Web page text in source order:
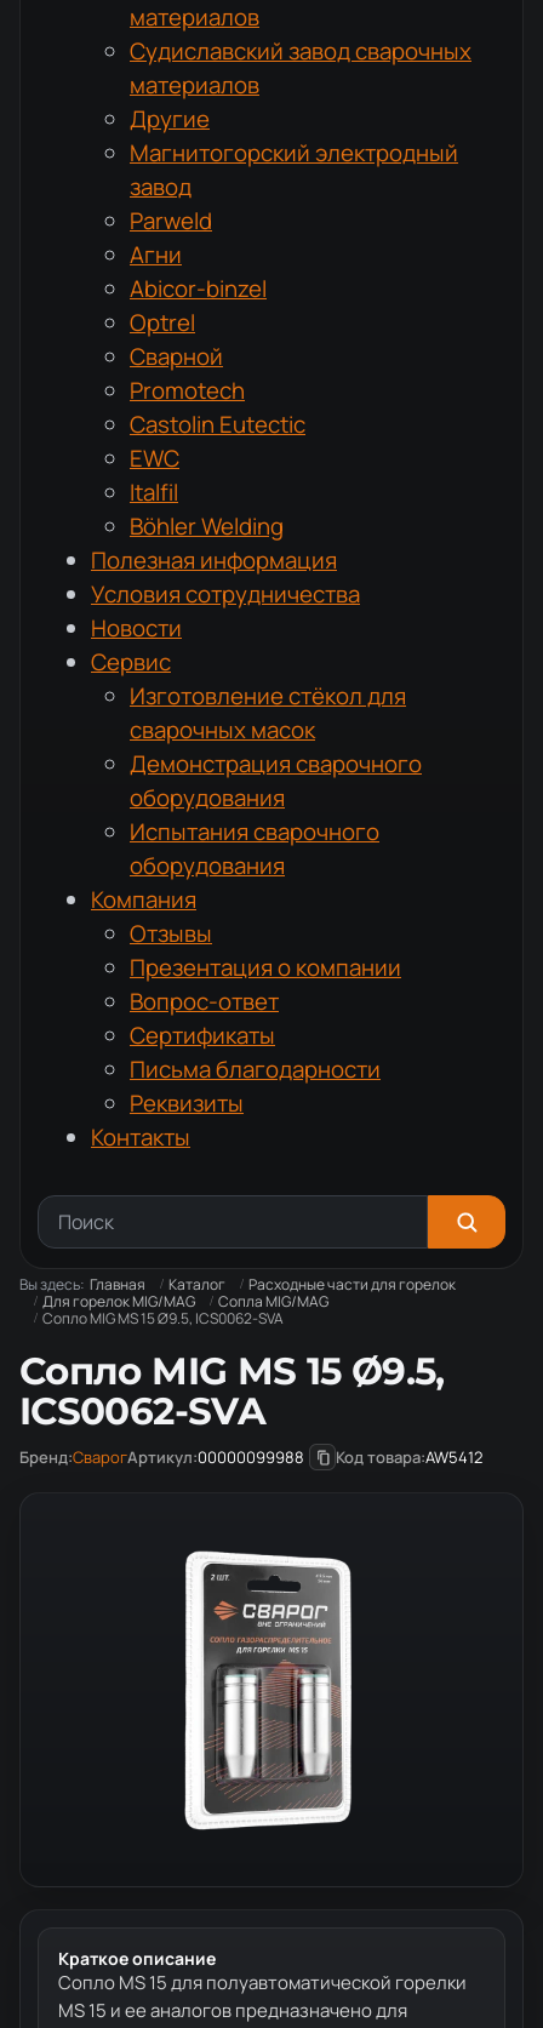
материалов
Судиславский завод сварочных
материалов
Другие
Магнитогорский электродный
завод
Parweld
Агни
Abicor-binzel
Optrel
Сварной
Promotech
Castolin Eutectic
EWC
Italfil
Böhler Welding
Полезная информация
Условия сотрудничества
Новости
Сервис
Изготовление стёкол для
сварочных масок
Демонстрация сварочного
оборудования
Испытания сварочного
оборудования
Компания
Отзывы
Презентация о компании
Вопрос-ответ
Сертификаты
Письма благодарности
Реквизиты
Контакты
Вы здесь: Главная Каталог
Расходные части для горелок
Для горелок MIG/MAG
Сопла MIG/MAG
Сопло MIG MS 15 Ø9.5, ICS0062-SVA
Сопло MIG MS 15 Ø9.5,
ICS0062-SVA
Бренд:СварогАртикул:00000099988 Код товара:AW5412
Краткое описание
Сопло MS 15 для полуавтоматической горелки
MS 15 и ее аналогов предназначено для